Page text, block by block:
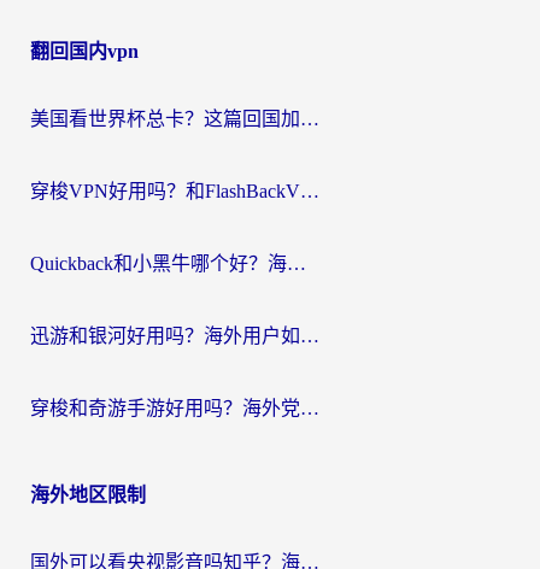
导
翻回国内vpn
美国看世界杯总卡？这篇回国加速器指南帮你无缝刷国内资源（附苹果手机VPN设置步骤）
穿梭VPN好用吗？和FlashBackVPN对比哪个回国效果更好？
Quickback和小黑牛哪个好？海外党亲测指南，选对回国加速器秒回国内
迅游和银河好用吗？海外用户如何选择回国加速器实现无缝访问国内资源
穿梭和奇游手游好用吗？海外党亲测3款回国加速器，附蜜蜂加速器七天试用攻略
海外地区限制
国外可以看央视影音吗知乎？海外党亲测有效的回国加速方案